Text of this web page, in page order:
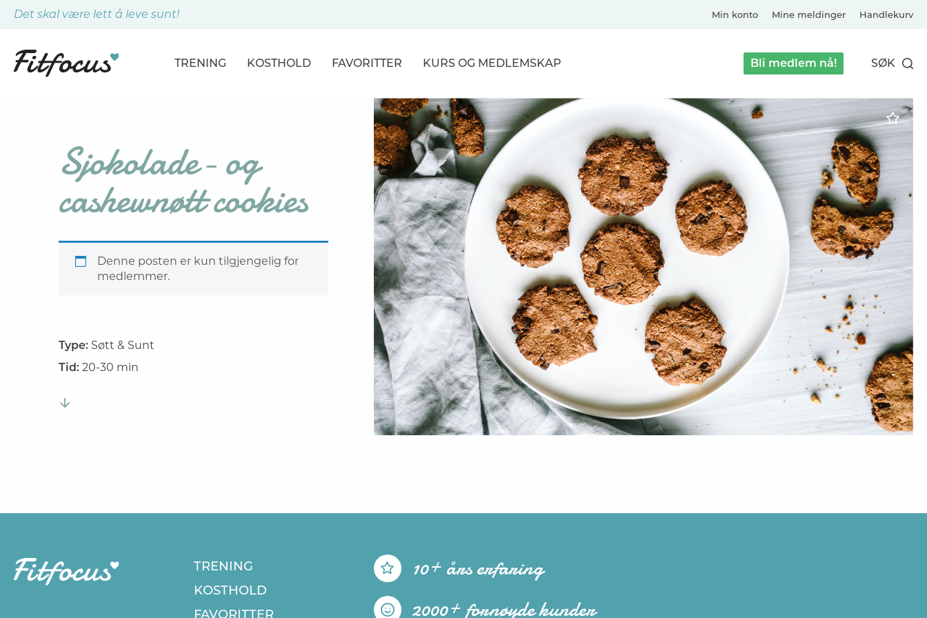
Det skal være lett å leve sunt! Min konto Mine meldinger Handlekurv
TRENING
ØVELSER
KOSTHOLD FAVORITTER KURS OG MEDLEMSKAP Bli medlem nå! SØK
Sjokolade- og
cashewnøtt cookies
Denne posten er kun tilgjengelig for
medlemmer.
Type: Søtt & Sunt
Tid:20-30 min
TRENING
KOSTHOLD
FAVORITTER
10+ års erfaring
2000+ fornøyde kunder